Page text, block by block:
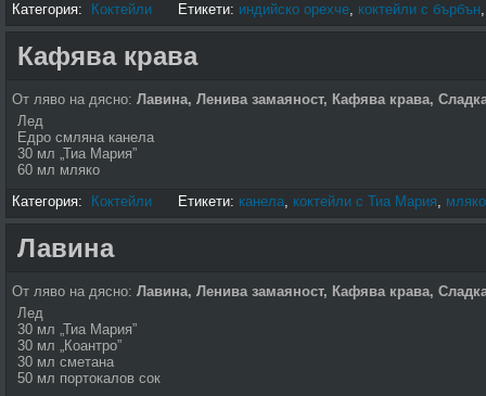
Категория:
Коктейли Етикети: индийско орехче, коктейли с бърбън
Кафява крава
От ляво на дясно: Лавина, Ленива замаяност, Кафява крава,
Лед
Едро смляна канела
30 мл „Тиа Мария”
60 мл мляко
Категория:
Коктейли Етикети: канела, коктейли с Тиа Мария, мляко
Лавина
От ляво на дясно: Лавина, Ленива замаяност, Кафява крава,
Лед
30 мл „Тиа Мария”
30 мл „Коантро”
30 мл сметана
50 мл портокалов сок